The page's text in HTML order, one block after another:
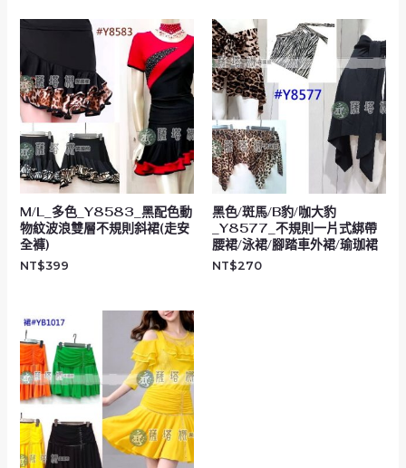
M/L_多色_Y8583_黑配色動
物紋波浪雙層不規則斜裙(走安
全褲)
NT$399
黑色/斑馬/B豹/咖大豹
_Y8577_不規則一片式綁帶
腰裙/泳裙/腳踏車外裙/瑜珈裙
NT$270